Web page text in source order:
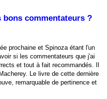
bons commentateurs ?
prochaine et Spinoza étant l'un
si les commentateurs que j'ai
et tout à fait recommandés. Il
Le livre de cette dernière
remarquable de pertinence et